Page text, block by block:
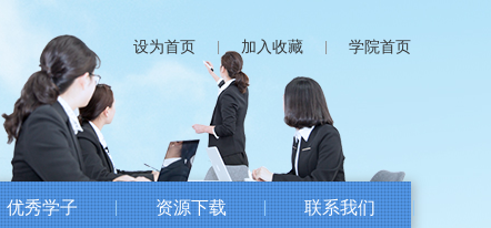
设为首页 加入收藏 学院首页
优秀学子 资源下载 联系我们